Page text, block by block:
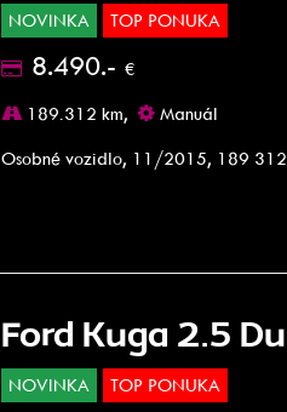
NOVINKA TOP PONUKA
8.490.- €
189.312 km,
Manuál
Osobné vozidlo, 11/2015, 189 312
Ford Kuga 2.5
NOVINKA TOP PONUKA